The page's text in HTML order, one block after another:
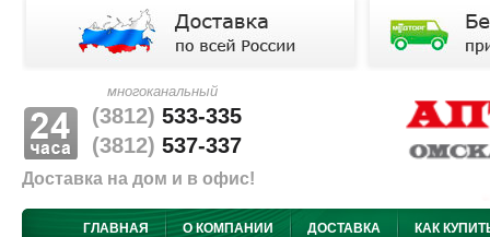
многоканальный
(3812) 533-335
(3812) 537-337
Доставка на дом и в офис!
ГЛАВНАЯ О КОМПАНИИ ДОСТАВКА КАК